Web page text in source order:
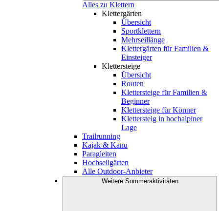
Alles zu Klettern
Klettergärten
Übersicht
Sportklettern
Mehrseillänge
Klettergärten für Familien &
Einsteiger
Klettersteige
Übersicht
Routen
Klettersteige für Familien &
Beginner
Klettersteige für Könner
Klettersteig in hochalpiner
Lage
Trailrunning
Kajak & Kanu
Paragleiten
Hochseilgärten
Alle Outdoor-Anbieter
Weitere Sommeraktivitäten